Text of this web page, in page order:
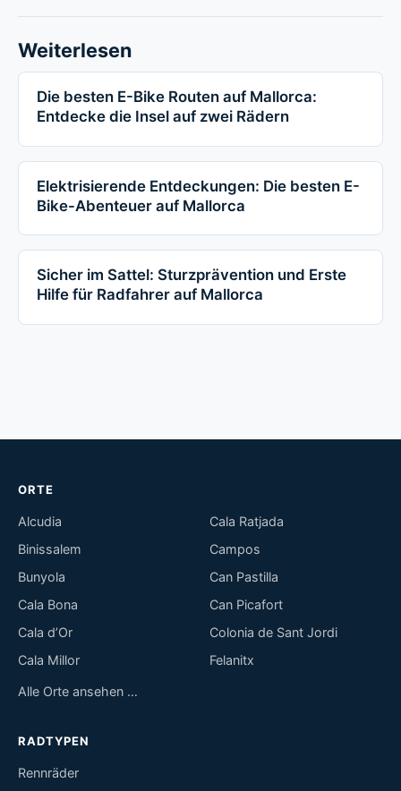
Weiterlesen
Die besten E-Bike Routen auf Mallorca:
Entdecke die Insel auf zwei Rädern
Elektrisierende Entdeckungen: Die besten E-
Bike-Abenteuer auf Mallorca
Sicher im Sattel: Sturzprävention und Erste
Hilfe für Radfahrer auf Mallorca
ORTE
Alcudia
Binissalem
Bunyola
Cala Bona
Cala d’Or
Cala Millor
Cala Ratjada
Campos
Can Pastilla
Can Picafort
Colonia de Sant Jordi
Felanitx
Alle Orte ansehen …
RADTYPEN
Rennräder